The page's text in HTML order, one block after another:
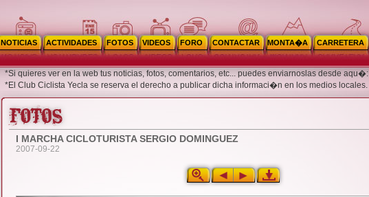
NOTICIAS ACTIVIDADES FOTOS VIDEOS FORO CONTACTAR MONTA�A CARRETERA
*Si quieres ver en la web tus noticias, fotos, comentarios, etc... puedes enviarnoslas desde aqu�:
*El Club Ciclista Yecla se reserva el derecho a publicar dicha informaci�n en los medios locales.
I MARCHA CICLOTURISTA SERGIO DOMINGUEZ
2007-09-22